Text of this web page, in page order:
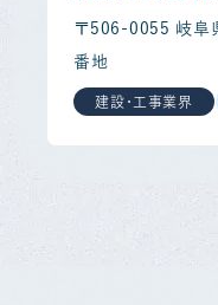
〒506-0055 岐阜
番地
建設・工事業界